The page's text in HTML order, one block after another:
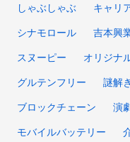
しゃぶしゃぶ キャリ
シナモロール 吉本興
スヌーピー オリジナ
グルテンフリー 謎解き
ブロックチェーン 演劇
モバイルバッテリー